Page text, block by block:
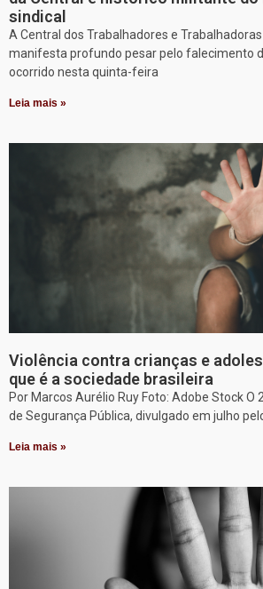
sindical
A Central dos Trabalhadores e
manifesta profundo pesar pelo falecimento
ocorrido nesta quinta-feira
Leia mais »
Violência contra crianças e
que é a sociedade brasileira
Por Marcos Aurélio Ruy Foto: Adobe Stock O
de Segurança Pública, divulgado em julho
Leia mais »